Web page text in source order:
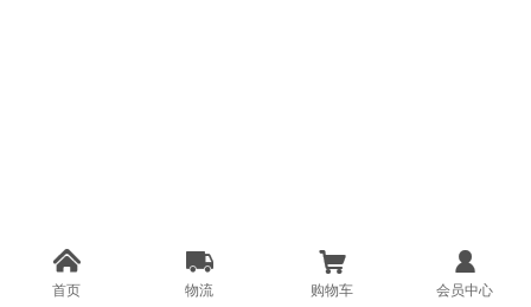

首页

物流

购物车

会员中心